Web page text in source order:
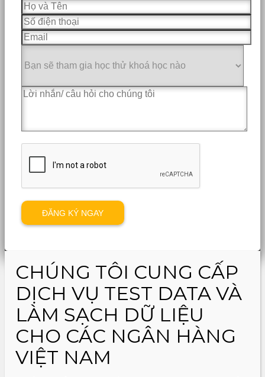
CHÚNG TÔI CUNG CẤP
DỊCH VỤ TEST DATA VÀ
LÀM SẠCH DỮ LIỆU
CHO CÁC NGÂN HÀNG
VIỆT NAM